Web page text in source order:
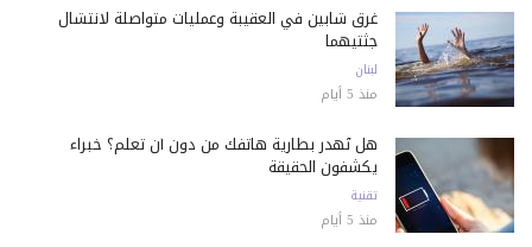
غرق شابين في العقيبة وعمليات متواصلة لانتشال
جثتيهما
لبنان
منذ 5 أيام
هل تُهدر بطارية هاتفك من دون أن تعلم؟ خبراء
يكشفون الحقيقة
تقنية
منذ 5 أيام